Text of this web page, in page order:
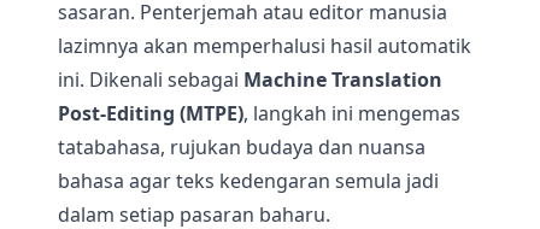
sasaran. Penterjemah atau editor manusia
lazimnya akan memperhalusi hasil automatik
ini. Dikenali sebagai Machine Translation
Post-Editing (MTPE), langkah ini mengemas
tatabahasa, rujukan budaya dan nuansa
bahasa agar teks kedengaran semula jadi
dalam setiap pasaran baharu.